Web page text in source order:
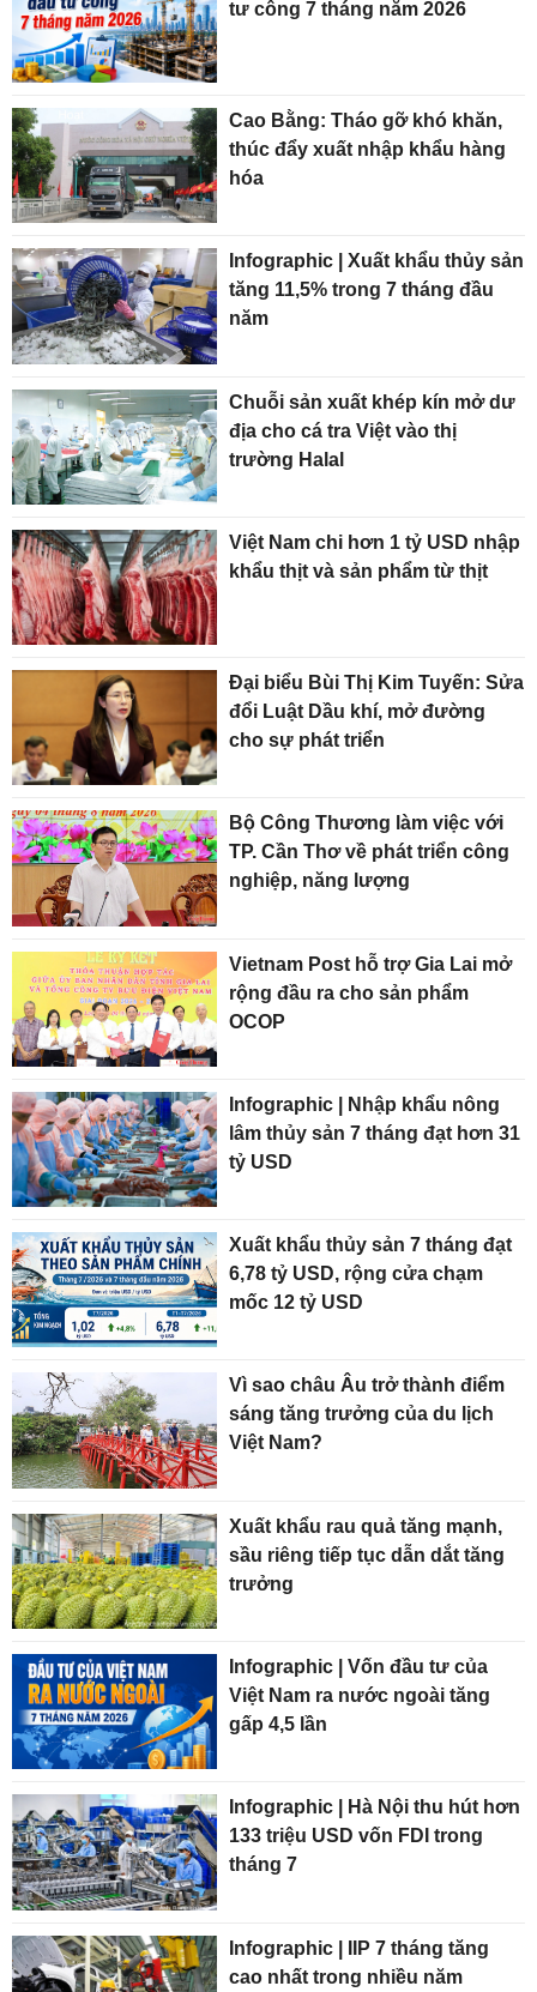
tư công 7 tháng năm 2026
Cao Bằng: Tháo gỡ khó khăn,
thúc đẩy xuất nhập khẩu hàng
hóa
Infographic | Xuất khẩu thủy sản
tăng 11,5% trong 7 tháng đầu
năm
Chuỗi sản xuất khép kín mở dư
địa cho cá tra Việt vào thị
trường Halal
Việt Nam chi hơn 1 tỷ USD nhập
khẩu thịt và sản phẩm từ thịt
Đại biểu Bùi Thị Kim Tuyến: Sửa
đổi Luật Dầu khí, mở đường
cho sự phát triển
Bộ Công Thương làm việc với
TP. Cần Thơ về phát triển công
nghiệp, năng lượng
Vietnam Post hỗ trợ Gia Lai mở
rộng đầu ra cho sản phẩm
OCOP
Infographic | Nhập khẩu nông
lâm thủy sản 7 tháng đạt hơn 31
tỷ USD
Xuất khẩu thủy sản 7 tháng đạt
6,78 tỷ USD, rộng cửa chạm
mốc 12 tỷ USD
Vì sao châu Âu trở thành điểm
sáng tăng trưởng của du lịch
Việt Nam?
Xuất khẩu rau quả tăng mạnh,
sầu riêng tiếp tục dẫn dắt tăng
trưởng
Infographic | Vốn đầu tư của
Việt Nam ra nước ngoài tăng
gấp 4,5 lần
Infographic | Hà Nội thu hút hơn
133 triệu USD vốn FDI trong
tháng 7
Infographic | IIP 7 tháng tăng
cao nhất trong nhiều năm